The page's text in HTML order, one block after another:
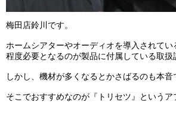
梅田店鈴川です。
ホームシアターやオーディオを導入されて
程度必要となるのが製品に付属している取扱
しかし、機材が多くなるとかさばるのも本音
そこでおすすめなのが『トリセツ』というア